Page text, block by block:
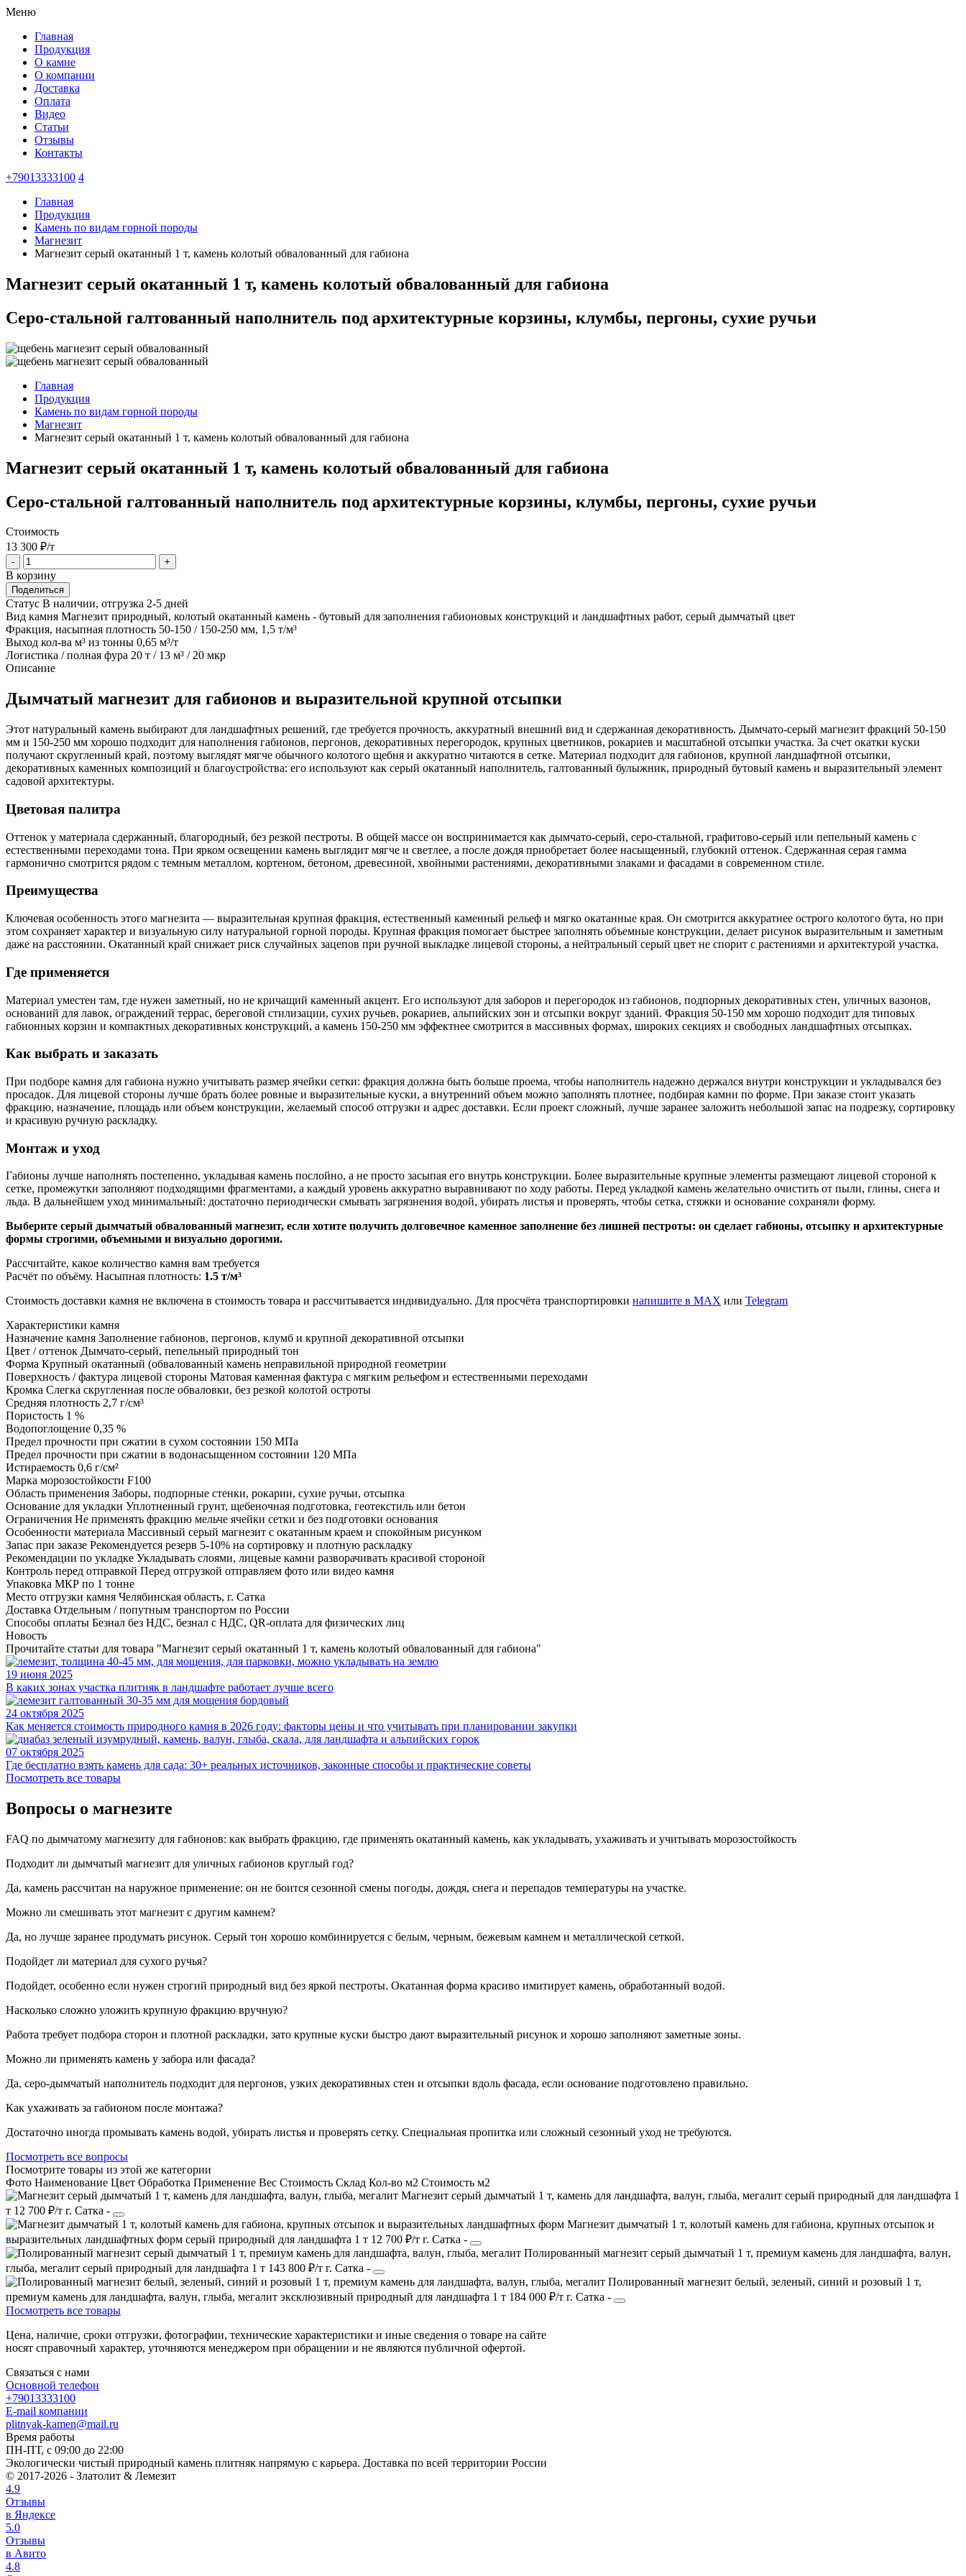
Меню
Главная
Продукция
О камне
О компании
Доставка
Оплата
Видео
Статьи
Отзывы
Контакты
+79013333100 4
Главная
Продукция
Камень по видам горной породы
Магнезит
Магнезит серый окатанный 1 т, камень колотый обвалованный для габиона
Магнезит серый окатанный 1 т, камень колотый обвалованный для габиона
Серо-стальной галтованный наполнитель под архитектурные корзины, клумбы, пергоны, сухие ручьи
Главная
Продукция
Камень по видам горной породы
Магнезит
Магнезит серый окатанный 1 т, камень колотый обвалованный для габиона
Магнезит серый окатанный 1 т, камень колотый обвалованный для габиона
Серо-стальной галтованный наполнитель под архитектурные корзины, клумбы, пергоны, сухие ручьи
Стоимость
13 300 ₽/т
- +
В корзину
Поделиться
Статус В наличии, отгрузка 2-5 дней
Вид камня Магнезит природный, колотый окатанный камень - бутовый для заполнения габионовых конструкций и ландшафтных работ, серый дымчатый цвет
Фракция, насыпная плотность 50-150 / 150-250 мм, 1,5 т/м³
Выход кол-ва м³ из тонны 0,65 м³/т
Логистика / полная фура 20 т / 13 м³ / 20 мкр
Описание
Дымчатый магнезит для габионов и выразительной крупной отсыпки
Этот натуральный камень выбирают для ландшафтных решений, где требуется прочность, аккуратный внешний вид и сдержанная декоративность. Дымчато-серый магнезит фракций 50-150
мм и 150-250 мм хорошо подходит для наполнения габионов, пергонов, декоративных перегородок, крупных цветников, рокариев и масштабной отсыпки участка. За счет окатки куски
получают скругленный край, поэтому выглядят мягче обычного колотого щебня и аккуратно читаются в сетке. Материал подходит для габионов, крупной ландшафтной отсыпки,
декоративных каменных композиций и благоустройства: его используют как серый окатанный наполнитель, галтованный булыжник, природный бутовый камень и выразительный элемент
садовой архитектуры.
Цветовая палитра
Оттенок у материала сдержанный, благородный, без резкой пестроты. В общей массе он воспринимается как дымчато-серый, серо-стальной, графитово-серый или пепельный камень с
естественными переходами тона. При ярком освещении камень выглядит мягче и светлее, а после дождя приобретает более насыщенный, глубокий оттенок. Сдержанная серая гамма
гармонично смотрится рядом с темным металлом, кортеном, бетоном, древесиной, хвойными растениями, декоративными злаками и фасадами в современном стиле.
Преимущества
Ключевая особенность этого магнезита — выразительная крупная фракция, естественный каменный рельеф и мягко окатанные края. Он смотрится аккуратнее острого колотого бута, но при
этом сохраняет характер и визуальную силу натуральной горной породы. Крупная фракция помогает быстрее заполнять объемные конструкции, делает рисунок выразительным и заметным
даже на расстоянии. Окатанный край снижает риск случайных зацепов при ручной выкладке лицевой стороны, а нейтральный серый цвет не спорит с растениями и архитектурой участка.
Где применяется
Материал уместен там, где нужен заметный, но не кричащий каменный акцент. Его используют для заборов и перегородок из габионов, подпорных декоративных стен, уличных вазонов,
оснований для лавок, ограждений террас, береговой стилизации, сухих ручьев, рокариев, альпийских зон и отсыпки вокруг зданий. Фракция 50-150 мм хорошо подходит для типовых
габионных корзин и компактных декоративных конструкций, а камень 150-250 мм эффектнее смотрится в массивных формах, широких секциях и свободных ландшафтных отсыпках.
Как выбрать и заказать
При подборе камня для габиона нужно учитывать размер ячейки сетки: фракция должна быть больше проема, чтобы наполнитель надежно держался внутри конструкции и укладывался без
просадок. Для лицевой стороны лучше брать более ровные и выразительные куски, а внутренний объем можно заполнять плотнее, подбирая камни по форме. При заказе стоит указать
фракцию, назначение, площадь или объем конструкции, желаемый способ отгрузки и адрес доставки. Если проект сложный, лучше заранее заложить небольшой запас на подрезку, сортировку
и красивую ручную раскладку.
Монтаж и уход
Габионы лучше наполнять постепенно, укладывая камень послойно, а не просто засыпая его внутрь конструкции. Более выразительные крупные элементы размещают лицевой стороной к
сетке, промежутки заполняют подходящими фрагментами, а каждый уровень аккуратно выравнивают по ходу работы. Перед укладкой камень желательно очистить от пыли, глины, снега и
льда. В дальнейшем уход минимальный: достаточно периодически смывать загрязнения водой, убирать листья и проверять, чтобы сетка, стяжки и основание сохраняли форму.
Выберите серый дымчатый обвалованный магнезит, если хотите получить долговечное каменное заполнение без лишней пестроты: он сделает габионы, отсыпку и архитектурные
формы строгими, объемными и визуально дорогими.
Рассчитайте, какое количество камня вам требуется
Расчёт по объёму. Насыпная плотность: 1.5 т/м³
Стоимость доставки камня не включена в стоимость товара и рассчитывается индивидуально. Для просчёта транспортировки напишите в MAX или Telegram
Характеристики камня
Назначение камня Заполнение габионов, пергонов, клумб и крупной декоративной отсыпки
Цвет / оттенок Дымчато-серый, пепельный природный тон
Форма Крупный окатанный (обвалованный камень неправильной природной геометрии
Поверхность / фактура лицевой стороны Матовая каменная фактура с мягким рельефом и естественными переходами
Кромка Слегка скругленная после обваловки, без резкой колотой остроты
Средняя плотность 2,7 г/см³
Пористость 1 %
Водопоглощение 0,35 %
Предел прочности при сжатии в сухом состоянии 150 МПа
Предел прочности при сжатии в водонасыщенном состоянии 120 МПа
Истираемость 0,6 г/см²
Марка морозостойкости F100
Область применения Заборы, подпорные стенки, рокарии, сухие ручьи, отсыпка
Основание для укладки Уплотненный грунт, щебеночная подготовка, геотекстиль или бетон
Ограничения Не применять фракцию мельче ячейки сетки и без подготовки основания
Особенности материала Массивный серый магнезит с окатанным краем и спокойным рисунком
Запас при заказе Рекомендуется резерв 5-10% на сортировку и плотную раскладку
Рекомендации по укладке Укладывать слоями, лицевые камни разворачивать красивой стороной
Контроль перед отправкой Перед отгрузкой отправляем фото или видео камня
Упаковка МКР по 1 тонне
Место отгрузки камня Челябинская область, г. Сатка
Доставка Отдельным / попутным транспортом по России
Способы оплаты Безнал без НДС, безнал с НДС, QR-оплата для физических лиц
Новость
Прочитайте статьи для товара "Магнезит серый окатанный 1 т, камень колотый обвалованный для габиона"
19 июня 2025
В каких зонах участка плитняк в ландшафте работает лучше всего
24 октября 2025
Как меняется стоимость природного камня в 2026 году: факторы цены и что учитывать при планировании закупки
07 октября 2025
Где бесплатно взять камень для сада: 30+ реальных источников, законные способы и практические советы
Посмотреть все товары
Вопросы о магнезите
FAQ по дымчатому магнезиту для габионов: как выбрать фракцию, где применять окатанный камень, как укладывать, ухаживать и учитывать морозостойкость
Подходит ли дымчатый магнезит для уличных габионов круглый год?
Да, камень рассчитан на наружное применение: он не боится сезонной смены погоды, дождя, снега и перепадов температуры на участке.
Можно ли смешивать этот магнезит с другим камнем?
Да, но лучше заранее продумать рисунок. Серый тон хорошо комбинируется с белым, черным, бежевым камнем и металлической сеткой.
Подойдет ли материал для сухого ручья?
Подойдет, особенно если нужен строгий природный вид без яркой пестроты. Окатанная форма красиво имитирует камень, обработанный водой.
Насколько сложно уложить крупную фракцию вручную?
Работа требует подбора сторон и плотной раскладки, зато крупные куски быстро дают выразительный рисунок и хорошо заполняют заметные зоны.
Можно ли применять камень у забора или фасада?
Да, серо-дымчатый наполнитель подходит для пергонов, узких декоративных стен и отсыпки вдоль фасада, если основание подготовлено правильно.
Как ухаживать за габионом после монтажа?
Достаточно иногда промывать камень водой, убирать листья и проверять сетку. Специальная пропитка или сложный сезонный уход не требуются.
Посмотреть все вопросы
Посмотрите товары из этой же категории
Фото Наименование Цвет Обработка Применение Вес Cтоимость Склад Кол-во м2 Стоимость м2
Магнезит серый дымчатый 1 т, камень для ландшафта, валун, глыба, мегалит серый природный для ландшафта 1
т 12 700 ₽/т г. Сатка -
Магнезит дымчатый 1 т, колотый камень для габиона, крупных отсыпок и
выразительных ландшафтных форм серый природный для ландшафта 1 т 12 700 ₽/т г. Сатка -
Полированный магнезит серый дымчатый 1 т, премиум камень для ландшафта, валун,
глыба, мегалит серый природный для ландшафта 1 т 143 800 ₽/т г. Сатка -
Полированный магнезит белый, зеленый, синий и розовый 1 т,
премиум камень для ландшафта, валун, глыба, мегалит эксклюзивный природный для ландшафта 1 т 184 000 ₽/т г. Сатка -
Посмотреть все товары
Цена, наличие, сроки отгрузки, фотографии, технические характеристики и иные сведения о товаре на сайте
носят справочный характер, уточняются менеджером при обращении и не являются публичной офертой.
Связаться с нами
Основной телефон
+79013333100
E-mail компании
plitnyak-kamen@mail.ru
Время работы
ПН-ПТ, с 09:00 до 22:00
Экологически чистый природный камень плитняк напрямую с карьера. Доставка по всей территории России
© 2017-2026 - Златолит & Лемезит
4.9
Отзывы
в Яндексе
5.0
Отзывы
в Авито
4.8